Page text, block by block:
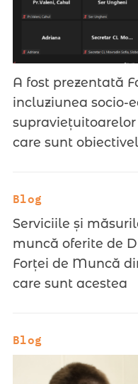
A fost prezentată
incluziunea socio-
care sunt
Blog
Serviciile și
muncă oferite de
Forței de Muncă
care sunt acestea
Blog